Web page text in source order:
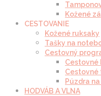
Kožené
CESTOVANIE
Kožené ruksaky
Tašky na
Cestovný
Cestovné
Cestovné
Púzdra
HODVÁB A VLNA